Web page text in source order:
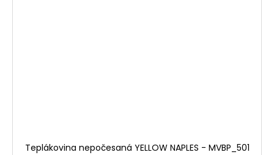
Teplákovina nepočesaná YELLOW NAPLES - MVBP_501